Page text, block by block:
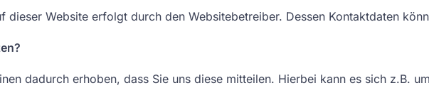
dieser Website erfolgt durch den Websitebetreiber. Dessen Kontaktdaten
dadurch erhoben, dass Sie uns diese mitteilen. Hierbei kann es sich z.B.